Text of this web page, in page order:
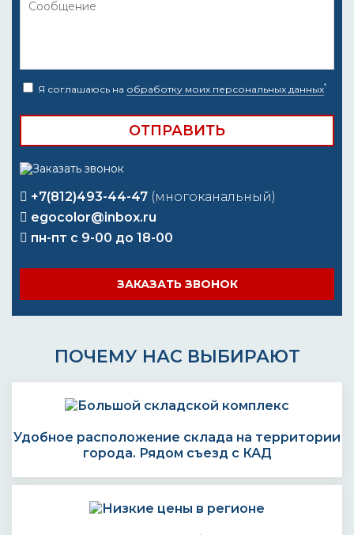
Я соглашаюсь на обработку моих персональных данных*
+7(812)493-44-47 (многоканальный)
egocolor@inbox.ru
пн-пт с 9-00 до 18-00
ЗАКАЗАТЬ ЗВОНОК
ПОЧЕМУ НАС ВЫБИРАЮТ
Удобное расположение склада на территории
города. Рядом съезд с КАД